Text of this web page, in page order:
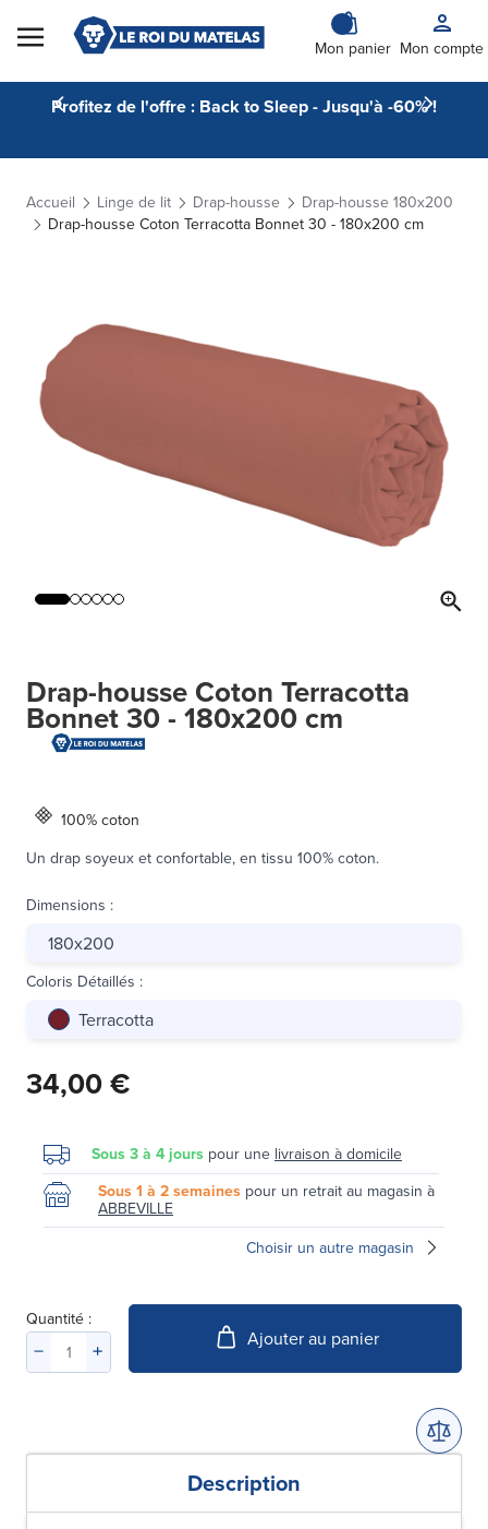
Skip to Content
Mon panier Mon compte
Profitez de l'offre : Back to Sleep - Jusqu'à -60% !
Accueil Linge de lit Drap-housse
Drap-housse 180x200
Drap-housse Coton Terracotta Bonnet 30 - 180x200 cm
Drap-housse Coton Terracotta
Bonnet 30 - 180x200 cm
100% coton
Un drap soyeux et confortable, en tissu 100% coton.
Dimensions :
180x200
Coloris Détaillés :
Terracotta
34,00 €
Sous 3 à 4 jours pour une livraison à domicile
Sous 1 à 2 semaines pour un retrait au magasin à
ABBEVILLE
Choisir un autre magasin
Quantité :
Ajouter au panier
Description